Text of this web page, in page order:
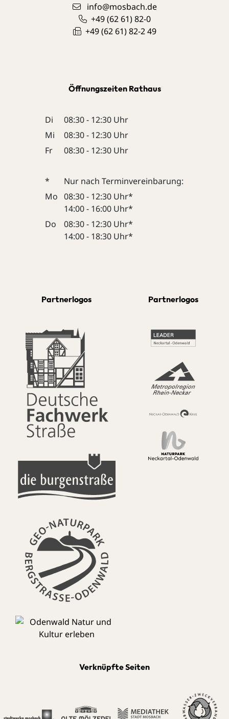
info@mosbach.de
+49 (62 61) 82-0
+49 (62 61) 82-2 49
Öffnungszeiten Rathaus
Di
08:30 - 12:30 Uhr
Mi
08:30 - 12:30 Uhr
Fr
08:30 - 12:30 Uhr
*
Nur nach Terminvereinbarung:
Mo 08:30 - 12:30 Uhr*
14:00 - 16:00 Uhr*
Do
08:30 - 12:30 Uhr*
14:00 - 18:30 Uhr*
Partnerlogos Partnerlogos
Verknüpfte Seiten